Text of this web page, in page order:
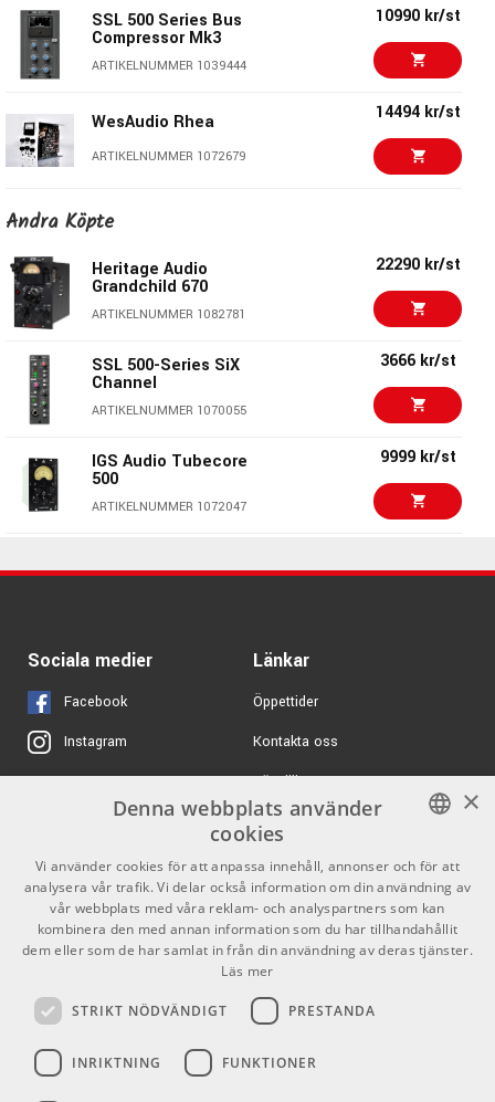
Noise floor, 20 Hz – 20 kHz (A-wei
-91,3dBu
Dynamic range, 20 Hz – 22 kHz:
Maximum input level:
+21 dBu
Maximum output level:
+22 dBu
Impedance:
Input: 20 kOhm
SSL 500 Series Bus
Compressor Mk3
ARTIKELNUMMER 1039444
10990 kr/st
WesAudio Rhea
ARTIKELNUMMER 1072679
14494 kr/st
IGS Audio Tubecore
500
ARTIKELNUMMER 1072047
IGS Audio S-Type 500
VU
ARTIKELNUMMER 1072034
7786 kr/st
API 550B 14990 kr/st
Drawmer 1976 12290 kr/st
Andra Köpte
Heritage Audio
Grandchild 670
ARTIKELNUMMER 1082781
22290 kr/st
SSL 500-Series SiX
Channel
ARTIKELNUMMER 1070055
3666 kr/st
IGS Audio Tubecore
500
ARTIKELNUMMER 1072047
9999 kr/st
Dual Rack
Elysia skulpter 500
ARTIKELNUMMER 1084375
Meinl KA9M
ARTURIA KeyStep 37-
mk2 USB Controller
ARTIKELNUMMER 1096675
Heritage Audio OST4
v2.0
4099 kr/st
Sociala medier
Facebook
Instagram
X
Youtube
TikTok
Länkar
Öppettider
Kontakta oss
Köpvillkor
Butiken
Varumärken
GDPR & Cookies
Kontakt
Info
Mån-Fre: 10.00-18.00
SWEDISH
ENGLISH
×
Denna webbplats använder
cookies
Vi använder cookies för att anpassa innehåll, annonser och för att
analysera vår trafik. Vi delar också information om din användning av
vår webbplats med våra reklam- och analyspartners som kan
kombinera den med annan information som du har tillhandahållit
dem eller som de har samlat in från din användning av deras tjänster.
Läs mer
STRIKT NÖDVÄNDIGT PRESTANDA
INRIKTNING FUNKTIONER